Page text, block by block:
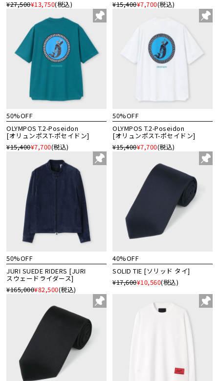
¥27,500¥13,750(税込)
¥15,400¥7,700(税込)
50%OFF
OLYMPOS T.2-Poseidon
[オリュンポスT-ポセイドン]
¥15,400¥7,700(税込)
50%OFF
OLYMPOS T.2-Poseidon
[オリュンポスT-ポセイドン]
¥15,400¥7,700(税込)
50%OFF
JURI SUEDE RIDERS [JURI
スウェードライダース]
¥165,000¥82,500(税込)
40%OFF
SOLID TIE [ソリッド タイ]
¥17,600¥10,560(税込)